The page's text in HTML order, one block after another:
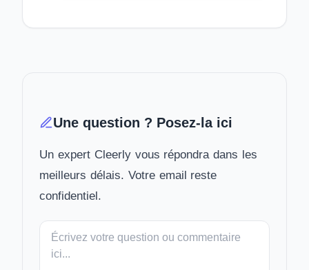
Une question ? Posez-la ici
Un expert Cleerly vous répondra dans les
meilleurs délais. Votre email reste
confidentiel.
Votre
message